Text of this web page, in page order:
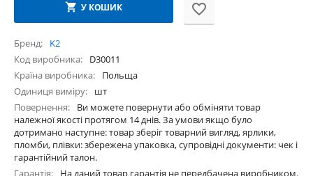
У КОШИК
Бренд
K2
Код виробника
D30011
Країна виробника
Польща
Одиниця виміру
шт
Повернення
Ви можете повернути або обміняти товар
належної якості протягом 14 днів. За умови якщо було
дотримано наступне: товар зберіг товарний вигляд, ярлики,
пломби, плівки: збережена упаковка, супровідні документи: чек і
гарантійний талон.
Гарантія
На даний товар гарантія не передбачена виробником.